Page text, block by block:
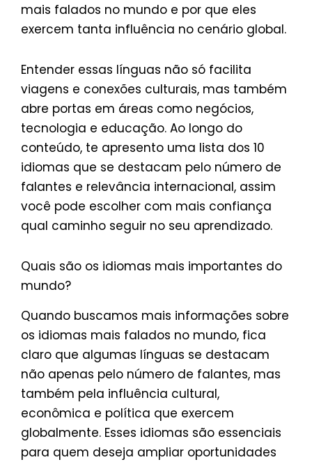
mais falados no mundo e por que eles
exercem tanta influência no cenário global.
Entender essas línguas não só facilita
viagens e conexões culturais, mas também
abre portas em áreas como negócios,
tecnologia e educação. Ao longo do
conteúdo, te apresento uma lista dos 10
idiomas que se destacam pelo número de
falantes e relevância internacional, assim
você pode escolher com mais confiança
qual caminho seguir no seu aprendizado.
Quais são os idiomas mais importantes do
mundo?
Quando buscamos mais informações sobre
os idiomas mais falados no mundo, fica
claro que algumas línguas se destacam
não apenas pelo número de falantes, mas
também pela influência cultural,
econômica e política que exercem
globalmente. Esses idiomas são essenciais
para quem deseja ampliar oportunidades